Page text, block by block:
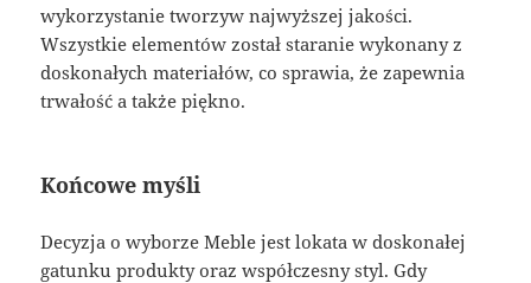
wykorzystanie tworzyw najwyższej jakości.
Wszystkie elementów został staranie wykonany z
doskonałych materiałów, co sprawia, że zapewnia
trwałość a także piękno.
Końcowe myśli
Decyzja o wyborze Meble jest lokata w doskonałej
gatunku produkty oraz współczesny styl. Gdy